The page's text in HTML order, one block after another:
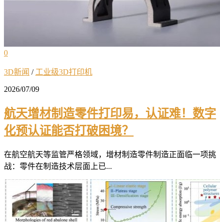
0
3D新闻 / 工业级3D打印机
2026/07/09
航天增材制造零件打印易，认证难！数字
化预认证能否打破困境？
在航空航天等监管严格领域，增材制造零件制造正面临一项挑
战：零件在制造技术层面上已...